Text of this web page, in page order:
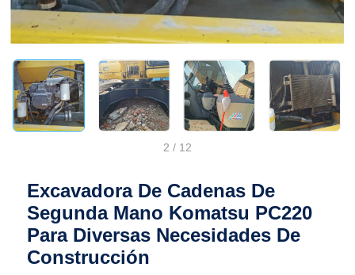
2 / 12
Excavadora De Cadenas De
Segunda Mano Komatsu PC220
Para Diversas Necesidades De
Construcción